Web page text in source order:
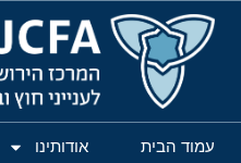
המרכז הירושלמי
עמוד הבית אודותינו